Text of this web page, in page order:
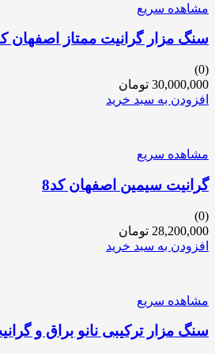
مشاهده سریع
سنگ مزار گرانیت ممتاز اصفهان کد
(0)
30,000,000 تومان
افزودن به سبد خرید
مشاهده سریع
گرانیت سیمین اصفهان کد8
(0)
28,200,000 تومان
افزودن به سبد خرید
مشاهده سریع
سنگ مزار ترکیبی نانو براق و